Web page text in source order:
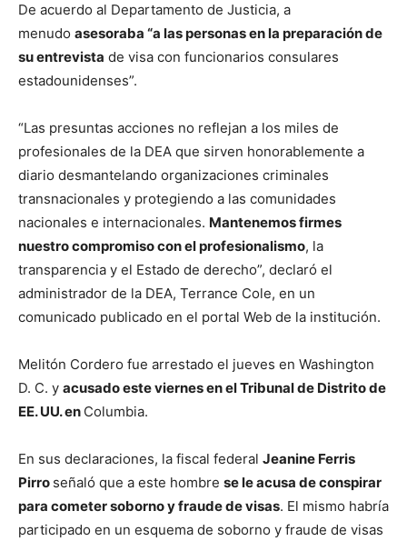
De acuerdo al Departamento de Justicia, a
menudo asesoraba “a las personas en la preparación de
su entrevista de visa con funcionarios consulares
estadounidenses”.
“Las presuntas acciones no reflejan a los miles de
profesionales de la DEA que sirven honorablemente a
diario desmantelando organizaciones criminales
transnacionales y protegiendo a las comunidades
nacionales e internacionales. Mantenemos firmes
nuestro compromiso con el profesionalismo, la
transparencia y el Estado de derecho”, declaró el
administrador de la DEA, Terrance Cole, en un
comunicado publicado en el portal Web de la institución.
Melitón Cordero fue arrestado el jueves en Washington
D. C. y acusado este viernes en el Tribunal de Distrito de
EE. UU. en Columbia.
En sus declaraciones, la fiscal federal Jeanine Ferris
Pirro señaló que a este hombre se le acusa de conspirar
para cometer soborno y fraude de visas. El mismo habría
participado en un esquema de soborno y fraude de visas